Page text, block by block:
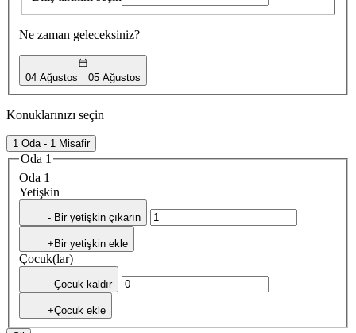
Ne zaman geleceksiniz?
04 Ağustos 05 Ağustos
Konuklarınızı seçin
1 Oda - 1 Misafir
Oda 1
Oda 1
Yetişkin
- Bir yetişkin çıkarın
+Bir yetişkin ekle
Çocuk(lar)
- Çocuk kaldır
+Çocuk ekle